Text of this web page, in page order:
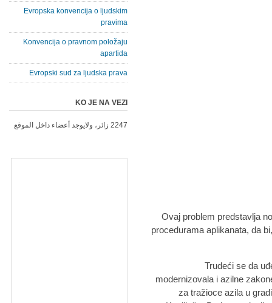
Ovaj problem predstavlja
procedurama aplikanata, da
Trudeći se da
modernizovala i azilne
za tražioce azila u
Evropska konvencija o ljudskim
pravima
Konvencija o pravnom položaju
apartida
Evropski sud za ljudska prava
KO JE NA VEZI
2247 زائر، ولايوجد أعضاء داخل الموقع